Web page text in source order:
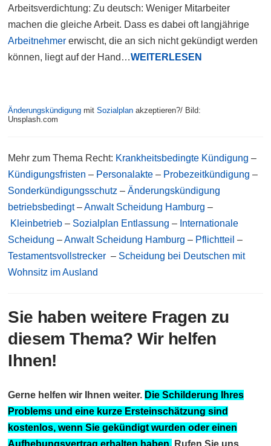
Arbeitsverdichtung: Zu deutsch: Weniger Mitarbeiter
machen die gleiche Arbeit. Dass es dabei oft langjährige
Arbeitnehmer erwischt, die an sich nicht gekündigt werden
können, liegt auf der Hand…WEITERLESEN
Änderungskündigung mitSozialplan akzeptieren?/ Bild:
Unsplash.com
Mehr zum Thema Recht: Krankheitsbedingte Kündigung –
Kündigungsfristen – Personalakte – Probezeitkündigung –
Sonderkündigungsschutz –Änderungskündigung
betriebsbedingt–Anwalt Scheidung Hamburg –
Kleinbetrieb – Sozialplan Entlassung – Internationale
Scheidung –Anwalt Scheidung Hamburg – Pflichtteil –
Testamentsvollstrecker – Scheidung bei Deutschen mit
Wohnsitz im Ausland
Sie haben weitere Fragen zu
diesem Thema? Wir helfen
Ihnen!
Gerne helfen wir Ihnen weiter. Die Schilderung Ihres
Problems und eine kurze Ersteinschätzung sind
kostenlos, wenn Sie gekündigt wurden oder einen
Aufhebungsvertrag erhalten haben. Rufen Sie uns